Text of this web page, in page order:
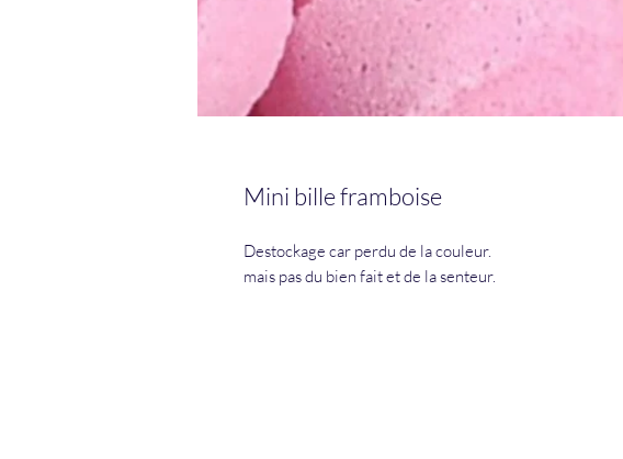
Mini bille framboise
Destockage car perdu de la couleur.
mais pas du bien fait et de la senteur.